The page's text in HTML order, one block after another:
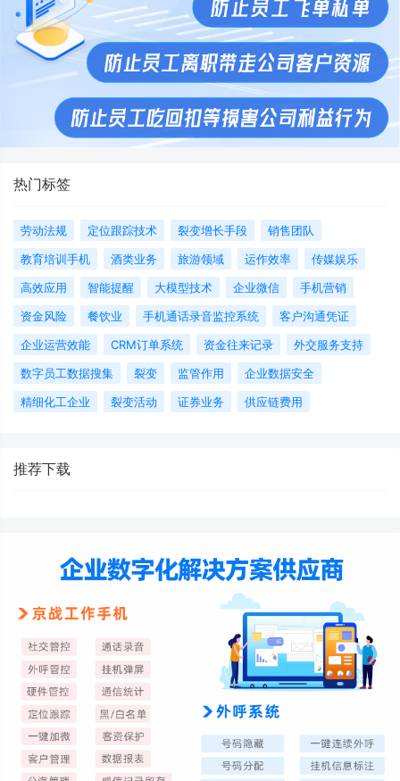
热门标签
劳动法规 定位跟踪技术 裂变增长手段
销售团队
教育培训手机
酒类业务 旅游领域 运作效率
传媒娱乐
高效应用
智能提醒 大模型技术 企业微信
手机营销
资金风险
餐饮业 手机通话录音监控系统
客户沟通凭证
企业运营效能
CRM订单系统 资金往来记录
外交服务支持
数字员工数据搜集
裂变 监管作用
企业数据安全
精细化工企业
裂变活动 证券业务 供应链费用
推荐下载